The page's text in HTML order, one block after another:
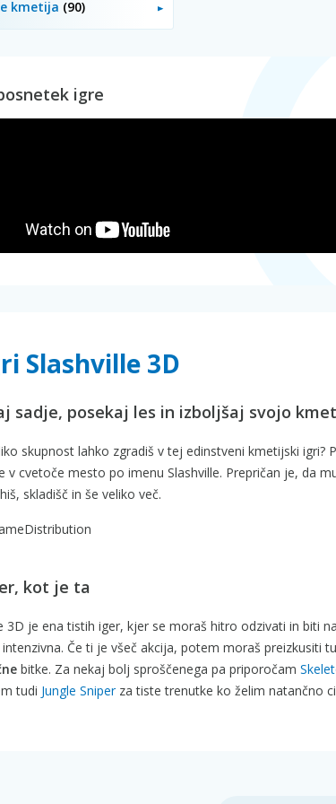
kmetija (90)
igre
Slashville 3D
sadje, posekaj les in izboljšaj svojo
skupnost lahko zgradiš v tej edinstveni kmetijski
v cvetoče mesto po imenu Slashville. Prepričan je, da
skladišč in še veliko več.
kot je ta
3D je ena tistih iger, kjer se moraš hitro odzivati in biti
Če ti je všeč akcija, potem moraš preizkusiti
bitke. Za nekaj bolj sproščenega pa priporočam
tudi Jungle Sniperza tiste trenutke ko želim natančno